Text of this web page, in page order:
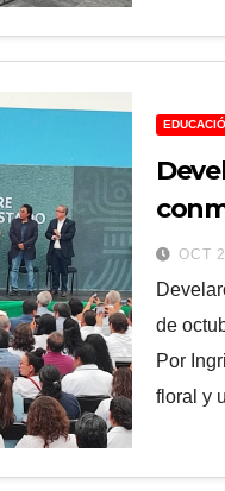
OCT
de
Por
floral y